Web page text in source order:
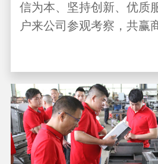
信为本、坚持创新、优质
户来公司参观考察，共赢